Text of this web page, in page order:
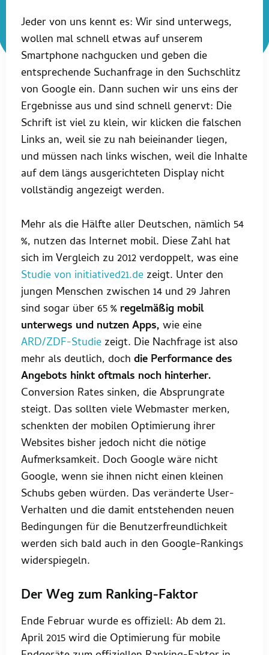
Jeder von uns kennt es: Wir sind unterwegs,
wollen mal schnell etwas auf unserem
Smartphone nachgucken und geben die
entsprechende Suchanfrage in den Suchschlitz
von Google ein. Dann suchen wir uns eins der
Ergebnisse aus und sind schnell genervt: Die
Schrift ist viel zu klein, wir klicken die falschen
Links an, weil sie zu nah beieinander liegen,
und müssen nach links wischen, weil die Inhalte
auf dem längs ausgerichteten Display nicht
vollständig angezeigt werden.
Mehr als die Hälfte aller Deutschen, nämlich 54
%, nutzen das Internet mobil. Diese Zahl hat
sich im Vergleich zu 2012 verdoppelt, was eine
Studie von initiatived21.de zeigt. Unter den
jungen Menschen zwischen 14 und 29 Jahren
sind sogar über 65 % regelmäßig mobil
unterwegs und nutzen Apps, wie eine
ARD/ZDF-Studie zeigt. Die Nachfrage ist also
mehr als deutlich, doch die Performance des
Angebots hinkt oftmals noch hinterher.
Conversion Rates sinken, die Absprungrate
steigt. Das sollten viele Webmaster merken,
schenkten der mobilen Optimierung ihrer
Websites bisher jedoch nicht die nötige
Aufmerksamkeit. Doch Google wäre nicht
Google, wenn sie ihnen nicht einen kleinen
Schubs geben würden. Das veränderte User-
Verhalten und die damit entstehenden neuen
Bedingungen für die Benutzerfreundlichkeit
werden sich bald auch in den Google-Rankings
widerspiegeln.
Der Weg zum Ranking-Faktor
Ende Februar wurde es offiziell: Ab dem 21.
April 2015 wird die Optimierung für mobile